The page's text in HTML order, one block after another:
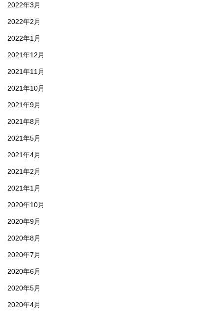
2022年3月
2022年2月
2022年1月
2021年12月
2021年11月
2021年10月
2021年9月
2021年8月
2021年5月
2021年4月
2021年2月
2021年1月
2020年10月
2020年9月
2020年8月
2020年7月
2020年6月
2020年5月
2020年4月